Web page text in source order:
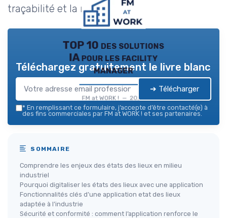
traçabilité et la réactivité.
TOP 10 des solutions
IA pour les facility
manager
FM at WORK ! — 2026
Téléchargez gratuitement le livre blanc
➔ Télécharger
* En remplissant ce formulaire, j’accepte d’être contacté(e) à
des fins commerciales par FM at WORK ! et ses partenaires.
SOMMAIRE
Comprendre les enjeux des états des lieux en milieu
industriel
Pourquoi digitaliser les états des lieux avec une application
Fonctionnalités clés d’une application etat des lieux
adaptée à l’industrie
Sécurité et conformité : comment l’application renforce le